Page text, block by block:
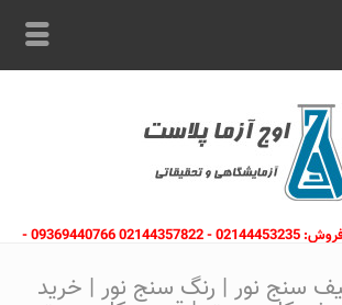
مشاوره و فروش: 02144453235 - 02144357822 09369440766 -
سنج نور | رنگ سنج نور | خرید